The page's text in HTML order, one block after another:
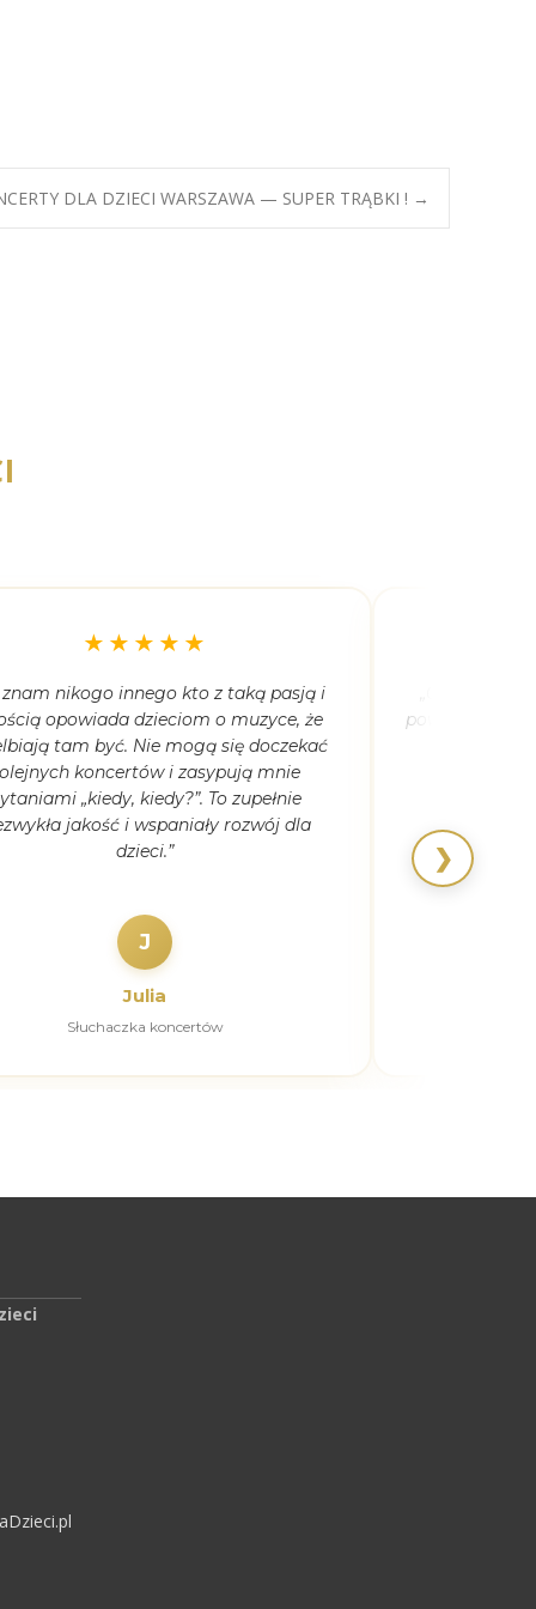
DLA DZIECI WARSZAWA — SUPER TRĄBKI ! →
★★★★★
znam nikogo innego kto z taką pasją i
opowiada dzieciom o muzyce, że
tam być. Nie mogą się doczekać
koncertów i zasypują mnie
„kiedy, kiedy?”. To zupełnie
jakość i wspaniały rozwój dla
dzieci.”
J
Julia
Słuchaczka koncertów
powiedziała,
❯